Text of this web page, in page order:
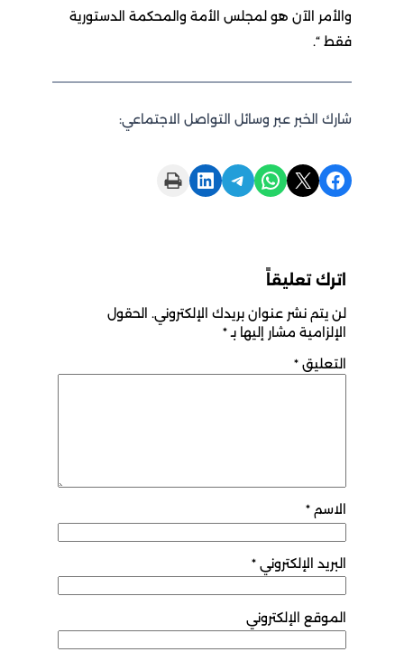
والأمر الآن هو لمجلس الأمة والمحكمة الدستورية
فقط “.
شارك الخبر عبر وسائل التواصل الاجتماعي:
Share on Facebook
Share on X
Share on WhatsApp
Share on Telegram
Share on LinkedIn
Print this Page
اترك تعليقاً
لن يتم نشر عنوان بريدك الإلكتروني. الحقول
الإلزامية مشار إليها بـ*
التعليق *
الاسم *
البريد الإلكتروني *
الموقع الإلكتروني